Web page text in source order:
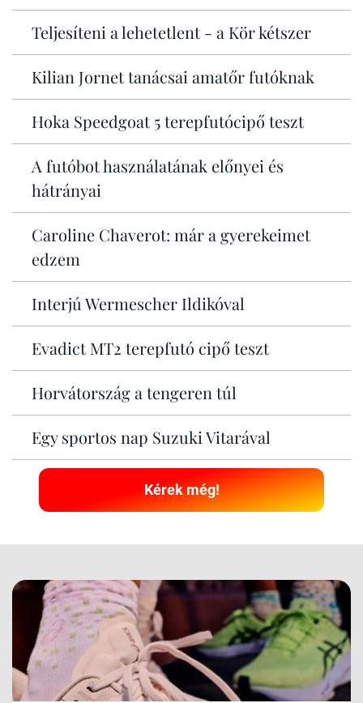
Teljesíteni a lehetetlent - a Kör kétszer
Kilian Jornet tanácsai amatőr futóknak
Hoka Speedgoat 5 terepfutócipő teszt
A futóbot használatának előnyei és
hátrányai
Caroline Chaverot: már a gyerekeimet
edzem
Interjú Wermescher Ildikóval
Evadict MT2 terepfutó cipő teszt
Horvátország a tengeren túl
Egy sportos nap Suzuki Vitarával
Kérek még!